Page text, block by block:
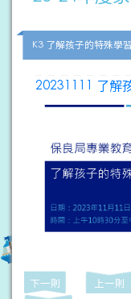
K3 了解孩子的特殊學
20231111 了解
下一則
上一則